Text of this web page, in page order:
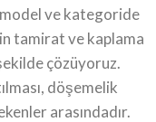
ve kategoride
tamirat ve kaplama
çözüyoruz.
döşemelik
arasındadır.